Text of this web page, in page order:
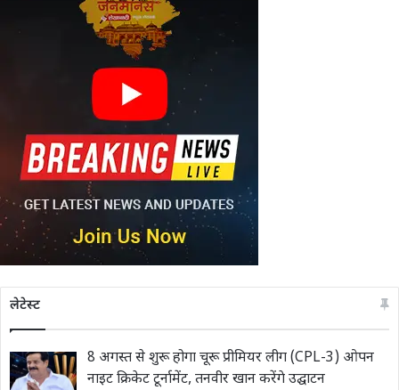
लेटेस्ट
8 अगस्त से शुरू होगा चूरू प्रीमियर लीग (CPL-3) ओपन
नाइट क्रिकेट टूर्नामेंट, तनवीर खान करेंगे उद्घाटन